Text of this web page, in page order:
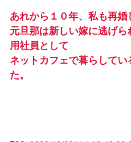
あれから１０年、私も再婚
元旦那は新しい嫁に逃げ
用社員として
ネットカフェで暮らして
た。